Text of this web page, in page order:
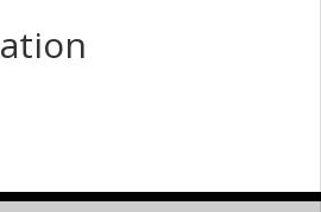
Onsala